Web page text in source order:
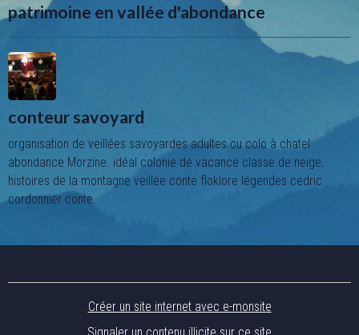
patrimoine en vallée d'abondance
conteur savoyard
organisation de veillées savoyardes adultes ou colo à chatel
abondance Morzine. idéal colonie de vacance classe de neige.
histoires de la montagne veillée conte floklore légendes cedric
cordonnier conte
Créer un site internet avec e-monsite
Signaler un contenu illicite sur ce site